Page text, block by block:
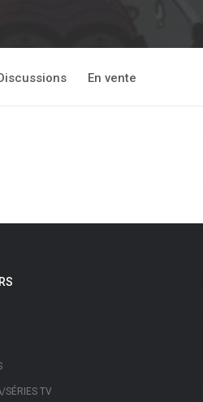
En vente
SÉRIES TV